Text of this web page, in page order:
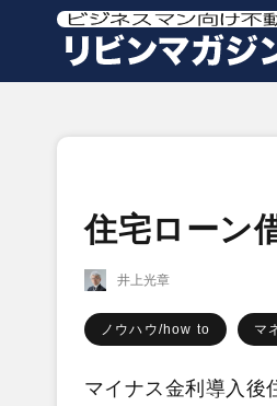
住宅ローン
井上光章
ノウハウ/how to マ
マイナス金利導入後